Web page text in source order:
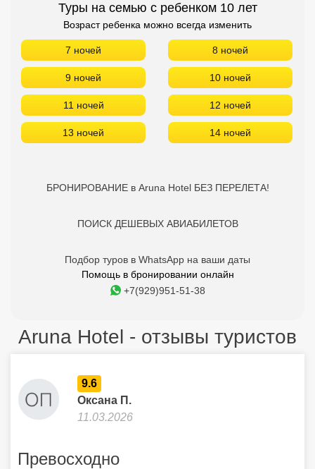
Туры на семью с ребенком 10 лет
Возраст ребенка можно всегда изменить
7 ночей 8 ночей
9 ночей 10 ночей
11 ночей 12 ночей
13 ночей 14 ночей
БРОНИРОВАНИЕ в Aruna Hotel БЕЗ ПЕРЕЛЕТА!
ПОИСК ДЕШЕВЫХ АВИАБИЛЕТОВ
Подбор туров в WhatsApp на ваши даты
Помощь в бронировании онлайн
+7(929)951-51-38
Aruna Hotel - отзывы туристов
9.6
Оксана П.
11.03.2026
Превосходно
Сетевые отели Шри Ланки
Сетевые отели Вьетнама
Сетевые отели Мальдив
Сетевые отели Сейшел